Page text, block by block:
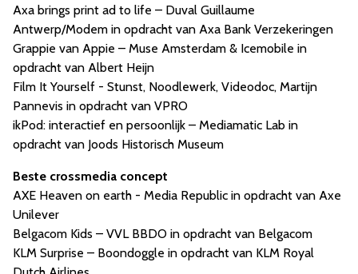
Axa brings print ad to life – Duval Guillaume
Antwerp/Modem in opdracht van Axa Bank Verzekeringen
Grappie van Appie – Muse Amsterdam & Icemobile in
opdracht van Albert Heijn
Film It Yourself - Stunst, Noodlewerk, Videodoc, Martijn
Pannevis in opdracht van VPRO
ikPod: interactief en persoonlijk – Mediamatic Lab in
opdracht van Joods Historisch Museum
Beste crossmedia concept
AXE Heaven on earth - Media Republic in opdracht van Axe
Unilever
Belgacom Kids – VVL BBDO in opdracht van Belgacom
KLM Surprise – Boondoggle in opdracht van KLM Royal